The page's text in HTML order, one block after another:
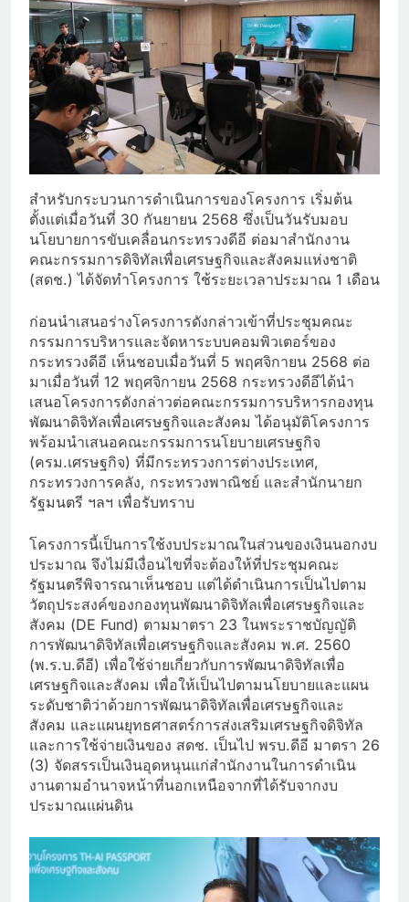
สำหรับกระบวนการดำเนินการของโครงการ เริ่มต้น
ตั้งแต่เมื่อวันที่ 30 กันยายน 2568 ซึ่งเป็นวันรับมอบ
นโยบายการขับเคลื่อนกระทรวงดีอี ต่อมาสำนักงาน
คณะกรรมการดิจิทัลเพื่อเศรษฐกิจและสังคมแห่งชาติ
(สดช.) ได้จัดทำโครงการ ใช้ระยะเวลาประมาณ 1 เดือน
ก่อนนำเสนอร่างโครงการดังกล่าวเข้าที่ประชุมคณะ
กรรมการบริหารและจัดหาระบบคอมพิวเตอร์ของ
กระทรวงดีอี เห็นชอบเมื่อวันที่ 5 พฤศจิกายน 2568 ต่อ
มาเมื่อวันที่ 12 พฤศจิกายน 2568 กระทรวงดีอีได้นำ
เสนอโครงการดังกล่าวต่อคณะกรรมการบริหารกองทุน
พัฒนาดิจิทัลเพื่อเศรษฐกิจและสังคม ได้อนุมัติโครงการ
พร้อมนำเสนอคณะกรรมการนโยบายเศรษฐกิจ
(ครม.เศรษฐกิจ) ที่มีกระทรวงการต่างประเทศ,
กระทรวงการคลัง, กระทรวงพาณิชย์ และสำนักนายก
รัฐมนตรี ฯลฯ เพื่อรับทราบ
โครงการนี้เป็นการใช้งบประมาณในส่วนของเงินนอกงบ
ประมาณ จึงไม่มีเงื่อนไขที่จะต้องให้ที่ประชุมคณะ
รัฐมนตรีพิจารณาเห็นชอบ แต่ได้ดำเนินการเป็นไปตาม
วัตถุประสงค์ของกองทุนพัฒนาดิจิทัลเพื่อเศรษฐกิจและ
สังคม (DE Fund) ตามมาตรา 23 ในพระราชบัญญัติ
การพัฒนาดิจิทัลเพื่อเศรษฐกิจและสังคม พ.ศ. 2560
(พ.ร.บ.ดีอี) เพื่อใช้จ่ายเกี่ยวกับการพัฒนาดิจิทัลเพื่อ
เศรษฐกิจและสังคม เพื่อให้เป็นไปตามนโยบายและแผน
ระดับชาติว่าด้วยการพัฒนาดิจิทัลเพื่อเศรษฐกิจและ
สังคม และแผนยุทธศาสตร์การส่งเสริมเศรษฐกิจดิจิทัล
และการใช้จ่ายเงินของ สดช. เป็นไป พรบ.ดีอี มาตรา 26
(3) จัดสรรเป็นเงินอุดหนุนแก่สำนักงานในการดําเนิน
งานตามอำนาจหน้าที่นอกเหนือจากที่ได้รับจากงบ
ประมาณแผ่นดิน